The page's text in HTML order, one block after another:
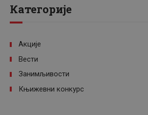
Категорије
Акције
Вести
Занимљивости
Књижевни конкурс